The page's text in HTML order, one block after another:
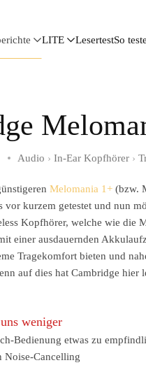
LITE LesertestSo
Audio › In-Ear Kopfhörer›
Melomania 1+ (bzw.
kurzem getestet und nun
Kopfhörer, welche wie die
einer ausdauernden
Tragekomfort bieten und
auf dies hat Cambridge
weniger
Bedienung etwas zu
Noise-Cancelling